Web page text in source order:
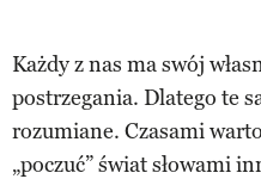
Każdy z nas ma swój
postrzegania. Dlatego te
rozumiane. Czasami
„poczuć” świat słowami